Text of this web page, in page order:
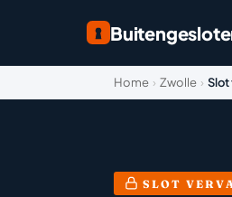
Home › Zwolle ›
SLOT